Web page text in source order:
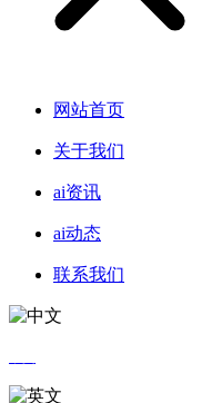
网站首页
关于我们
ai资讯
ai动态
联系我们